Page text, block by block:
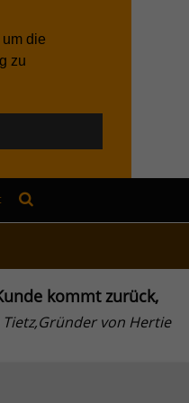
die
zu
kommt zurück,
von Hertie